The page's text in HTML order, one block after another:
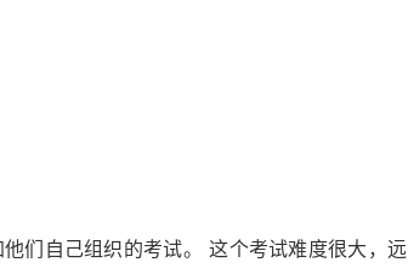
们自己组织的考试。 这个考试难度很大，远